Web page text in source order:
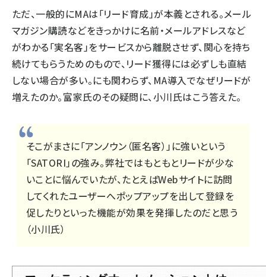
ただ、一般的にMAは「リード育成」が本義とされる。メール
マガジン購読などをきっかけに名前・メールアドレスなど
がわかる「実名客」をサービスから離脱させず、関心を持ち
続けてもらうためのもので、リード獲得には必ずしも直結
しない場合が多い。にも関わらず、MA導入でなぜリードが
増えたのか。富家氏のその疑問に、小川氏はこう答えた。
そこがまさに「アンノウン（匿名客）」に強いという
「SATORI」の強み。弊社ではもともとリードが少な
いことに悩んでいたが、たとえばWebサイトに訪問
してくれたユーザーへポップアップを出して登録を
促したりといった機能が効果を発揮したのだと思う
（小川氏）